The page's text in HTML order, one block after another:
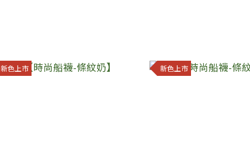
新色上市 新色上市